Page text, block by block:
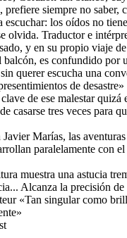
prefiere siempre no saber,
escuchar: los oídos no
olvida. Traductor e
y en su propio viaje
balcón, es confundido por
querer escucha una
de
de ese malestar quizá
casarse tres veces para
Marías, las
paralelamente con
muestra una astucia
Alcanza la precisión
«Tan singular como